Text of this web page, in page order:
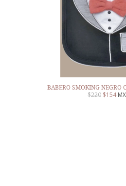
BABERO SMOKING NEGRO
$220 $154